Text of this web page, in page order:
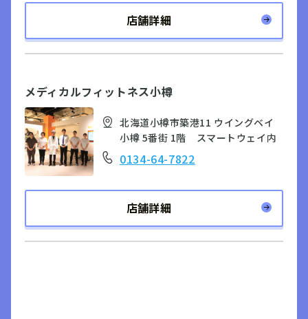
店舗詳細
メディカルフィットネス小樽
北海道小樽市築港11 ウイングベイ
小樽 5番街 1階 スマートウェイ内
0134-64-7822
店舗詳細